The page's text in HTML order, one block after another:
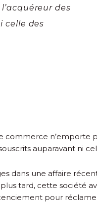
des
celle des
commerce
auparavant ni
dans une affaire
tard, cette société
pour